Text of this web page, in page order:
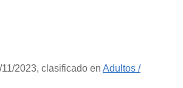
2023, clasificado en Adultos /